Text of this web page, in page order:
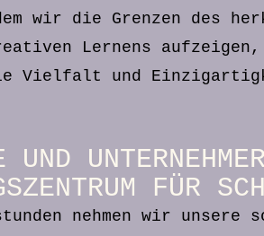
wir die Grenzen des
Lernens
Vielfalt und
FÜR
nehmen wir unsere